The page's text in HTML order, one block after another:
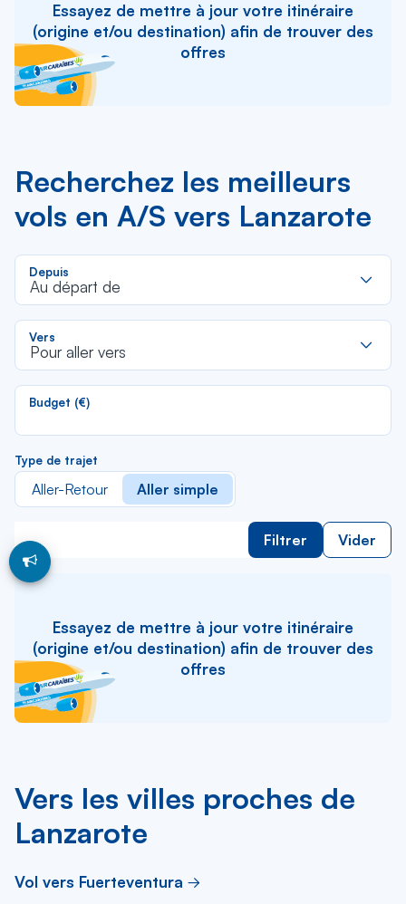
Essayez de mettre à jour votre itinéraire
(origine et/ou destination) afin de trouver des
offres
Recherchez les meilleurs
vols en A/S vers Lanzarote
Depuis
Au départ de
Vers
Pour aller vers
Budget (€)
Type de trajet
Aller-Retour Aller simple
Filtrer Vider
Essayez de mettre à jour votre itinéraire
(origine et/ou destination) afin de trouver des
offres
Vers les villes proches de
Lanzarote
Vol vers Fuerteventura